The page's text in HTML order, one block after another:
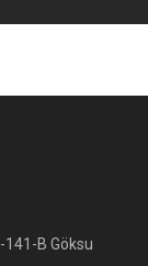
B Göksu